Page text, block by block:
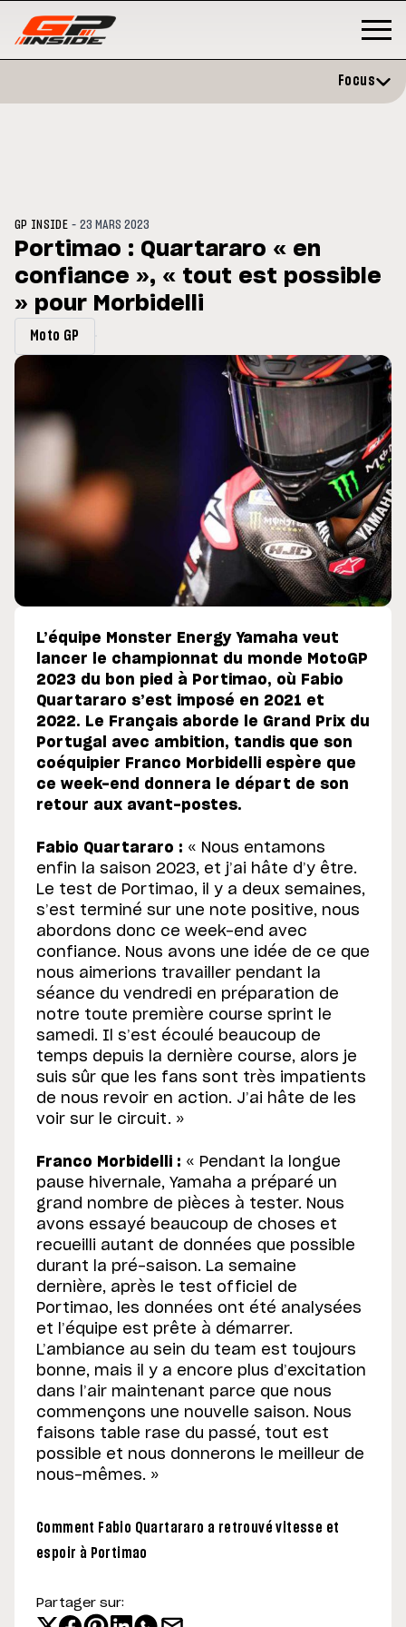
: Horaires et
du GP de Grande-
MOTO GP
Focus
GP INSIDE -23 MARS 2023
Portimao : Quartararo « en
confiance », « tout est possible
» pour Morbidelli
Moto GP
L’équipe Monster Energy Yamaha veut
lancer le championnat du monde MotoGP
2023 du bon pied à Portimao, où Fabio
Quartararo s’est imposé en 2021 et
2022. Le Français aborde le Grand Prix du
Portugal avec ambition, tandis que son
coéquipier Franco Morbidelli espère que
ce week-end donnera le départ de son
retour aux avant-postes.
Fabio Quartararo : « Nous entamons
enfin la saison 2023, et j’ai hâte d’y être.
Le test de Portimao, il y a deux semaines,
s’est terminé sur une note positive, nous
abordons donc ce week-end avec
confiance. Nous avons une idée de ce que
nous aimerions travailler pendant la
séance du vendredi en préparation de
notre toute première course sprint le
samedi. Il s’est écoulé beaucoup de
temps depuis la dernière course, alors je
suis sûr que les fans sont très impatients
de nous revoir en action. J’ai hâte de les
voir sur le circuit. »
Franco Morbidelli : « Pendant la longue
pause hivernale, Yamaha a préparé un
grand nombre de pièces à tester. Nous
avons essayé beaucoup de choses et
recueilli autant de données que possible
durant la pré-saison. La semaine
dernière, après le test officiel de
Portimao, les données ont été analysées
et l’équipe est prête à démarrer.
L’ambiance au sein du team est toujours
bonne, mais il y a encore plus d’excitation
dans l’air maintenant parce que nous
commençons une nouvelle saison. Nous
faisons table rase du passé, tout est
possible et nous donnerons le meilleur de
nous-mêmes. »
Comment Fabio Quartararo a retrouvé vitesse et
espoir à Portimao
Partager sur: